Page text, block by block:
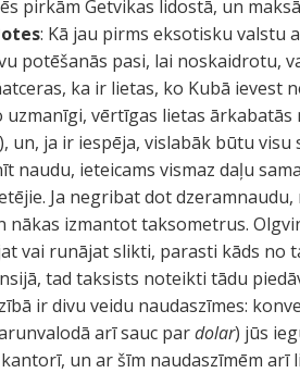
pirkām Getvikas lidostā, un
: Kā jau pirms eksotisku valstu
potēšanās pasi, lai noskaidrotu,
ka ir lietas, ko Kubā ievest
vērtīgas lietas
un, ja ir iespēja, vislabāk būtu
naudu, ieteicams vismaz daļu
Ja negribat dot
izmantot taksometrus.
vai runājat slikti, parasti kāds no
tad taksists noteikti tādu
ir divu veidu naudaszīmes:
arī sauc pardolar) jūs
un ar šīm naudaszīmēm